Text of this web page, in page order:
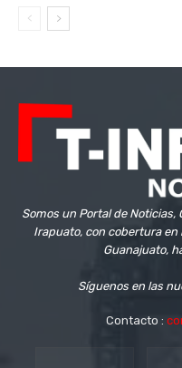
Somos un Portal de
Irapuato, con cobertura en
Guanajuato,
Síguenos en las
Contacto :